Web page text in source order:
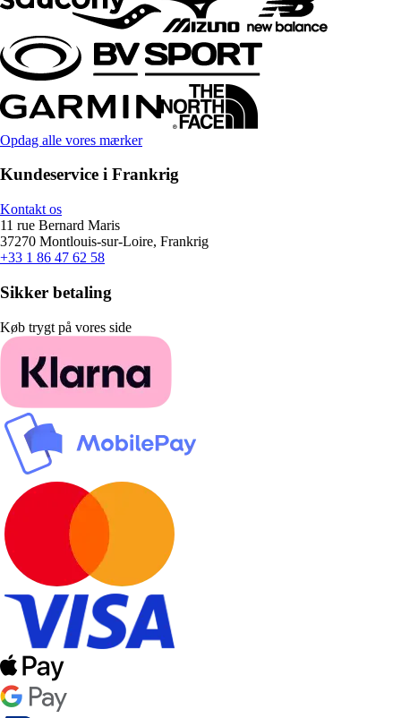
Opdag alle vores mærker
Kundeservice i Frankrig
Kontakt os
11 rue Bernard Maris
37270 Montlouis-sur-Loire, Frankrig
+33 1 86 47 62 58
Sikker betaling
Køb trygt på vores side